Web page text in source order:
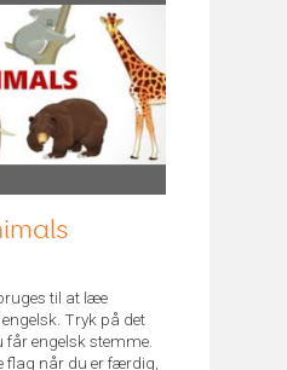
til at læe
Tryk på det
får engelsk stemme.
flag når du er færdig,